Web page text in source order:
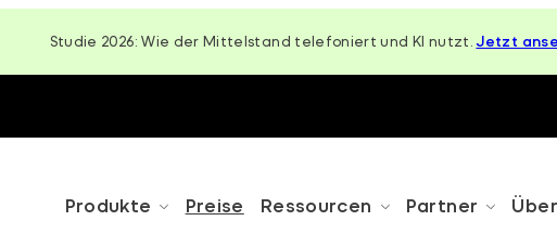
Studie 2026: Wie der Mittelstand telefoniert und KI nutzt. Jetzt
Produkte Preise Ressourcen Partner